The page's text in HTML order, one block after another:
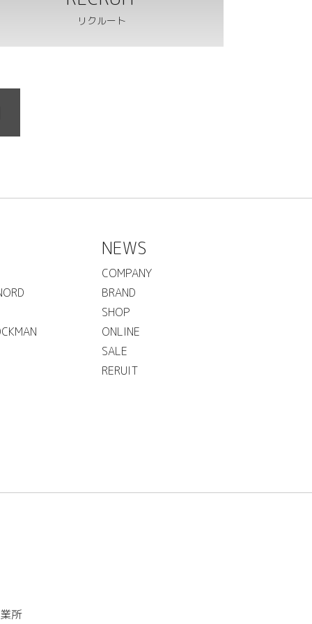
リクルート
NEWS
COMPANY
BRAND
SHOP
ONLINE
SALE
RERUIT
所